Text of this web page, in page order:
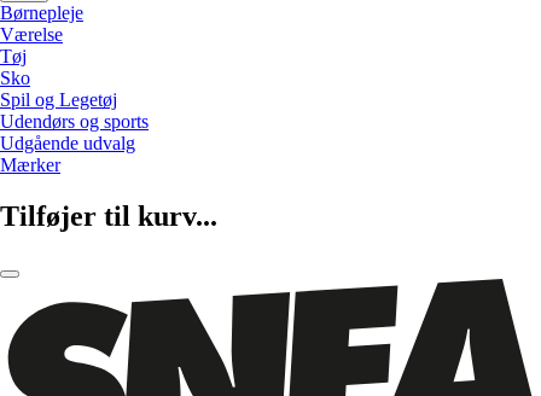
Børnepleje
Værelse
Tøj
Sko
Spil og Legetøj
Udendørs og sports
Udgående udvalg
Mærker
Tilføjer til kurv...